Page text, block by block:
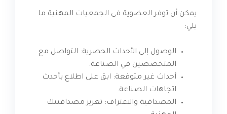
يمكن أن توفر العضوية في الجمعيات المهنية ما
يلي:
الوصول إلى الأحداث الحصرية: التواصل مع
المتخصصين في الصناعة.
أحداث غير متوقعة: ابق على اطلاع بأحدث
اتجاهات الصناعة.
المصداقية والاعتراف: تعزيز مصداقيتك